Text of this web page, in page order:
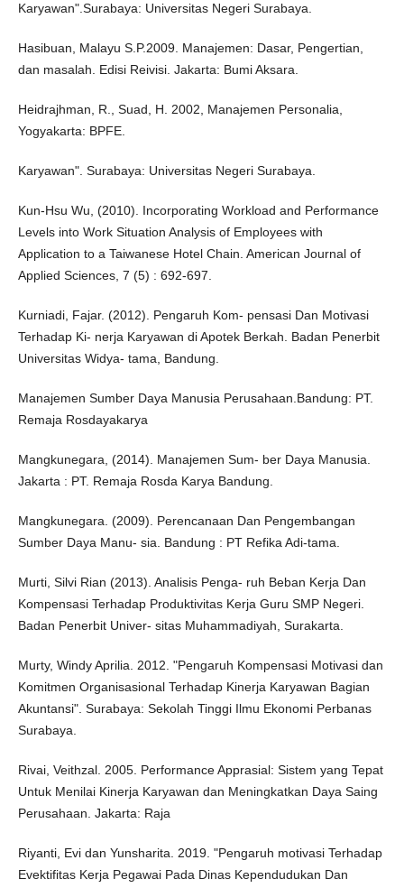
Karyawan".Surabaya: Universitas Negeri Surabaya.
Hasibuan, Malayu S.P.2009. Manajemen: Dasar, Pengertian,
dan masalah. Edisi Reivisi. Jakarta: Bumi Aksara.
Heidrajhman, R., Suad, H. 2002, Manajemen Personalia,
Yogyakarta: BPFE.
Karyawan". Surabaya: Universitas Negeri Surabaya.
Kun-Hsu Wu, (2010). Incorporating Workload and Performance
Levels into Work Situation Analysis of Employees with
Application to a Taiwanese Hotel Chain. American Journal of
Applied Sciences, 7 (5) : 692-697.
Kurniadi, Fajar. (2012). Pengaruh Kom- pensasi Dan Motivasi
Terhadap Ki- nerja Karyawan di Apotek Berkah. Badan Penerbit
Universitas Widya- tama, Bandung.
Manajemen Sumber Daya Manusia Perusahaan.Bandung: PT.
Remaja Rosdayakarya
Mangkunegara, (2014). Manajemen Sum- ber Daya Manusia.
Jakarta : PT. Remaja Rosda Karya Bandung.
Mangkunegara. (2009). Perencanaan Dan Pengembangan
Sumber Daya Manu- sia. Bandung : PT Refika Adi-tama.
Murti, Silvi Rian (2013). Analisis Penga- ruh Beban Kerja Dan
Kompensasi Terhadap Produktivitas Kerja Guru SMP Negeri.
Badan Penerbit Univer- sitas Muhammadiyah, Surakarta.
Murty, Windy Aprilia. 2012. "Pengaruh Kompensasi Motivasi dan
Komitmen Organisasional Terhadap Kinerja Karyawan Bagian
Akuntansi". Surabaya: Sekolah Tinggi Ilmu Ekonomi Perbanas
Surabaya.
Rivai, Veithzal. 2005. Performance Apprasial: Sistem yang Tepat
Untuk Menilai Kinerja Karyawan dan Meningkatkan Daya Saing
Perusahaan. Jakarta: Raja
Riyanti, Evi dan Yunsharita. 2019. "Pengaruh motivasi Terhadap
Evektifitas Kerja Pegawai Pada Dinas Kependudukan Dan